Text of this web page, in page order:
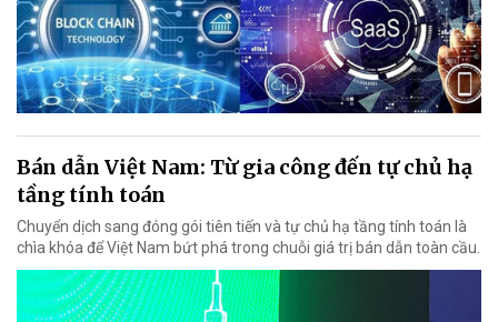
Bán dẫn Việt Nam: Từ gia công đến tự chủ hạ
tầng tính toán
Chuyển dịch sang đóng gói tiên tiến và tự chủ hạ tầng tính toán là
chìa khóa để Việt Nam bứt phá trong chuỗi giá trị bán dẫn toàn cầu.